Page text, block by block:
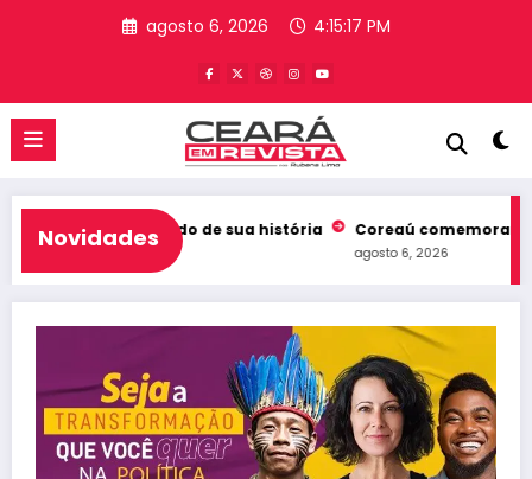
agosto 6, 2026 4:15:18 PM
Novidades
melhor resultado de sua história Coreaú comemora
agosto 6, 2026